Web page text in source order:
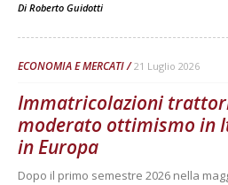
Di Roberto Guidotti
ECONOMIA E MERCATI 21 Luglio 2026
Immatricolazioni
moderato ottimismo in
in Europa
Dopo il primo semestre 2026 nella